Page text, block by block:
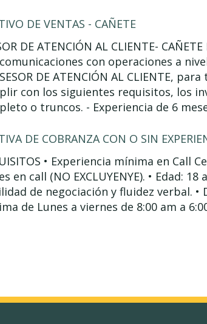
DE VENTAS - CAÑETE
DE ATENCIÓN AL CLIENTE-
con operaciones a
DE ATENCIÓN AL CLIENTE,
con los siguientes requisitos, los
o truncos. - Experiencia de 6
DE COBRANZA CON O SIN
• Experiencia mínima en
en call (NO EXCLUYENYE). • Edad:
de negociación y fluidez verbal.
de Lunes a viernes de 8:00 am a